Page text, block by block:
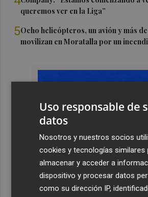
queremos ver en la Liga”
5Ocho helicópteros, un avión y más
movilizan en Moratalla por un
Uso responsable de
datos
Nosotros y nuestros socios
cookies y tecnologías similares
almacenar y acceder a
dispositivo y procesar datos
como su dirección IP,